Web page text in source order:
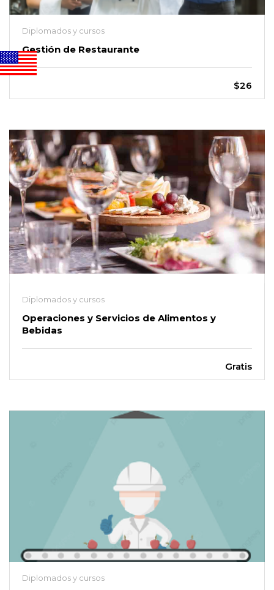
Diplomados y cursos
Gestión de Restaurante
$26
Diplomados y cursos
Operaciones y Servicios de Alimentos y
Bebidas
Gratis
Diplomados y cursos